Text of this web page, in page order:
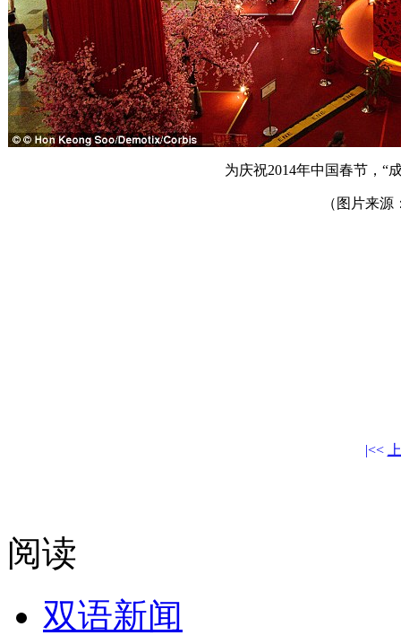
为庆祝2014年中国春节，“
（图片来
|<<
阅读
双语新闻